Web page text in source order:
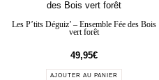
Les P’tits Déguiz’ – Ensemble Fée des Bois
vert forêt
49,95€
AJOUTER AU PANIER